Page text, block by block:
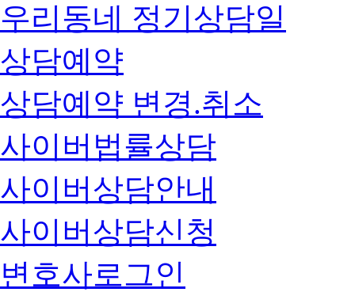
우리동네 정기상담일
상담예약
상담예약 변경.취소
사이버법률상담
사이버상담안내
사이버상담신청
변호사로그인